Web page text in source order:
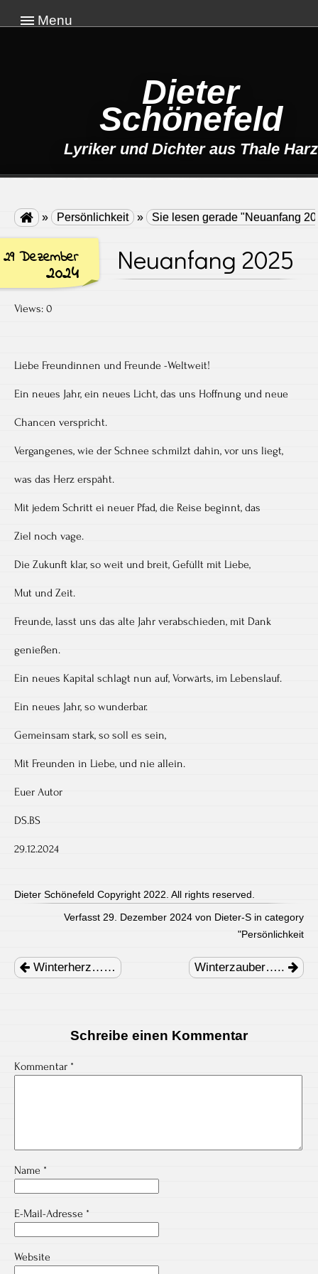
Menu
Dieter
Schönefeld
Lyriker und Dichter aus Thale Harz
 » Persönlichkeit » Sie lesen gerade "Neuanfang
29 Dezember
2024 Neuanfang 2025
Views: 0
Liebe Freundinnen und Freunde -Weltweit!
Ein neues Jahr, ein neues Licht, das uns Hoffnung und neue
Chancen verspricht.
Vergangenes, wie der Schnee schmilzt dahin, vor uns liegt,
was das Herz erspäht.
Mit jedem Schritt ei neuer Pfad, die Reise beginnt, das
Ziel noch vage.
Die Zukunft klar, so weit und breit, Gefüllt mit Liebe,
Mut und Zeit.
Freunde, lasst uns das alte Jahr verabschieden, mit Dank
genießen.
Ein neues Kapital schlagt nun auf, Vorwärts, im Lebenslauf.
Ein neues Jahr, so wunderbar.
Gemeinsam stark, so soll es sein,
Mit Freunden in Liebe, und nie allein.
Euer Autor
DS.BS
29.12.2024
Dieter Schönefeld Copyright 2022. All rights reserved.
Verfasst 29. Dezember 2024 von Dieter-S in category
"Persönlichkeit
navigation
Winterherz…… Winterzauber…..
Schreibe einen Kommentar
Kommentar *
Name *
E-Mail-Adresse *
Website